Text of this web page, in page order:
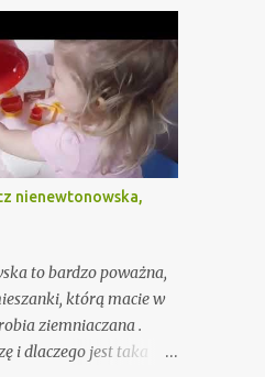
przez moje dzieci
słowne na
tutaj - ale jeśli
jeszcze 15
których na pewno
akurat dla Twojego
To typowe gry
potrzebujesz
akcesoriów,
jako sposób
czy aucie.
nienewtonowska,
to bardzo poważna,
którą macie w
ziemniaczana .
i dlaczego jest taka